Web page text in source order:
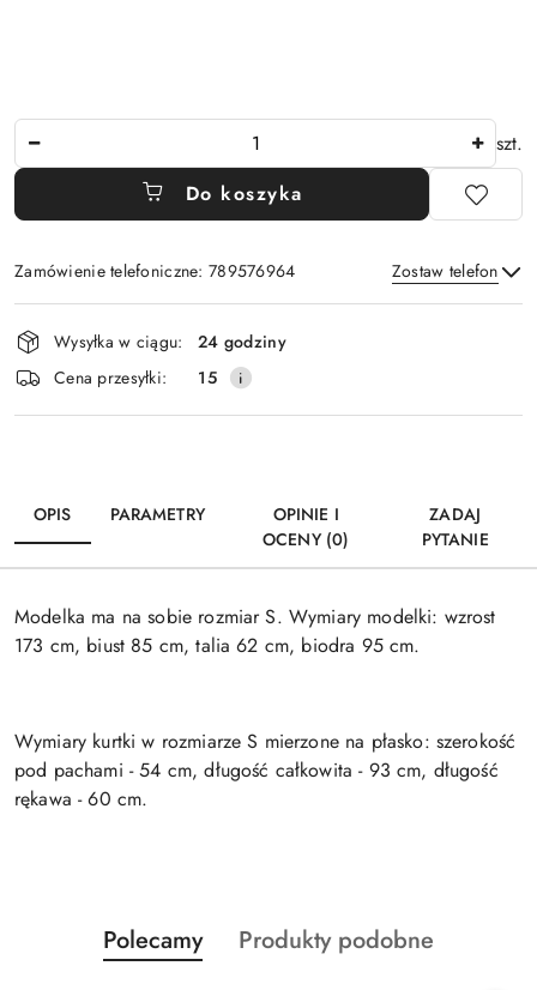
szt.
Do koszyka
Zamówienie telefoniczne: 789576964 Zostaw telefon
Wyślij
Dostępność
i
dostawa
Wysyłka w ciągu:
24 godziny
Cena przesyłki:
15
OPIS PARAMETRY
OPINIE I
OCENY (0)
ZADAJ
PYTANIE
Modelka ma na sobie rozmiar S. Wymiary modelki: wzrost
173 cm, biust 85 cm, talia 62 cm, biodra 95 cm.
Wymiary kurtki w rozmiarze S mierzone na płasko: szerokość
pod pachami - 54 cm, długość całkowita - 93 cm, długość
rękawa - 60 cm.
Pomiń karuzelę produktów
Produkty
o
Polecamy
Produkty
Produkty podobne